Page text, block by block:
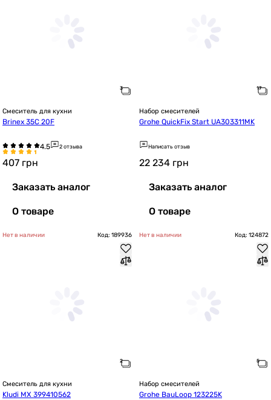
Смеситель для кухни
Brinex 35С 20F
2 отзыва
407 грн
Заказать аналог
О товаре
Набор смесителей
Grohe QuickFix Start UA303311MK
Написать отзыв
22 234 грн
Заказать аналог
О товаре
Нет в наличии Код: 189936
Смеситель для кухни
Kludi MX 399410562
Нет в наличии Код: 124872
Набор смесителей
Grohe BauLoop 123225K